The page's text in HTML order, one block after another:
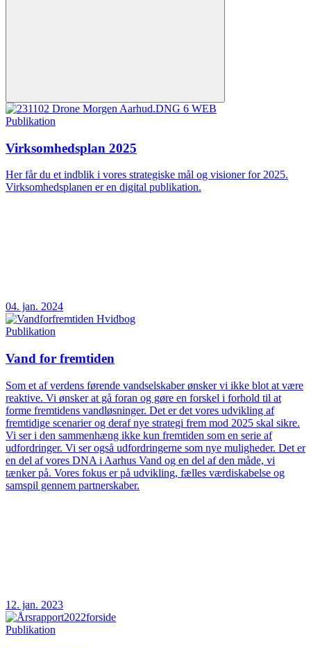
Publikation
Virksomhedsplan 2025
Her får du et indblik i vores strategiske mål og visioner for 2025.
Virksomhedsplanen er en digital publikation.
04. jan. 2024
Publikation
Vand for fremtiden
Som et af verdens førende vandselskaber ønsker vi ikke blot at være
reaktive. Vi ønsker at gå foran og gøre en forskel i forhold til at
forme fremtidens vandløsninger. Det er det vores udvikling af
fremtidige scenarier og deraf nye strategi frem mod 2025 skal sikre.
Vi ser i den sammenhæng ikke kun fremtiden som en serie af
udfordringer. Vi ser også udfordringerne som nye muligheder. Det er
en del af vores DNA i Aarhus Vand og en del af den måde, vi
tænker på. Vores fokus er på udvikling, fælles værdiskabelse og
samspil gennem partnerskaber.
12. jan. 2023
Publikation